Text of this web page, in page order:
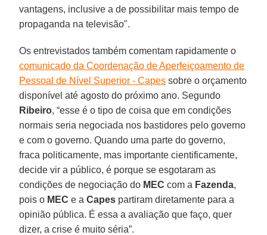
vantagens, inclusive a de possibilitar mais tempo de
propaganda na televisão".
Os entrevistados também comentam rapidamente o
comunicado da Coordenação de Aperfeiçoamento de
Pessoal de Nível Superior - Capes sobre o orçamento
disponível até agosto do próximo ano. Segundo
Ribeiro, “esse é o tipo de coisa que em condições
normais seria negociada nos bastidores pelo governo
e com o governo. Quando uma parte do governo,
fraca politicamente, mas importante cientificamente,
decide vir a público, é porque se esgotaram as
condições de negociação do MEC com a Fazenda,
pois o MEC e aCapes partiram diretamente para a
opinião pública. É essa a avaliação que faço, quer
dizer, a crise é muito séria”.